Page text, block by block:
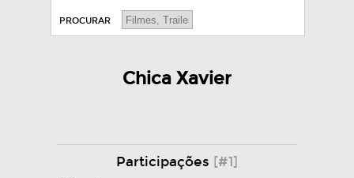
PROCURAR
Chica Xavier
Participações [#1]